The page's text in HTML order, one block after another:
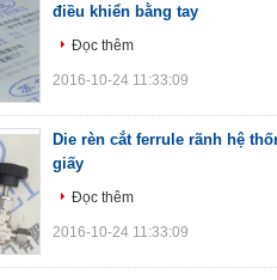
điều khiển bằng tay
Đọc thêm
2016-10-24 11:33:09
Die rèn cắt ferrule rãnh hệ
giấy
Đọc thêm
2016-10-24 11:33:09